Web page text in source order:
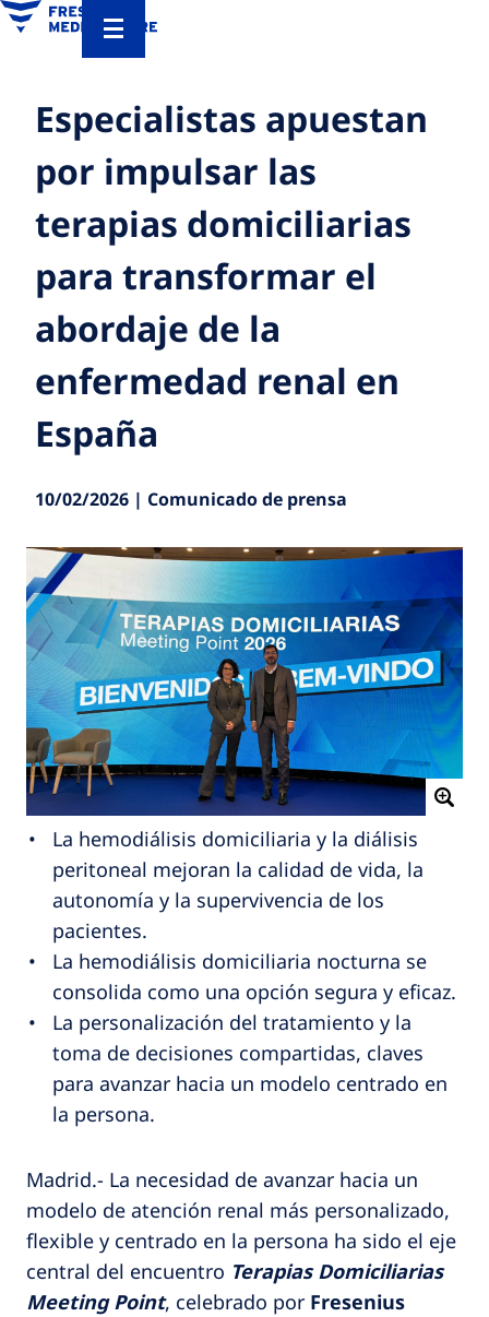
Especialistas apuestan
por impulsar las
terapias domiciliarias
para transformar el
abordaje de la
enfermedad renal en
España
10/02/2026 | Comunicado de prensa
La hemodiálisis domiciliaria y la diálisis
peritoneal mejoran la calidad de vida, la
autonomía y la supervivencia de los
pacientes.
La hemodiálisis domiciliaria nocturna se
consolida como una opción segura y eficaz.
La personalización del tratamiento y la
toma de decisiones compartidas, claves
para avanzar hacia un modelo centrado en
la persona.
Madrid.- La necesidad de avanzar hacia un
modelo de atención renal más personalizado,
flexible y centrado en la persona ha sido el eje
central del encuentro Terapias Domiciliarias
Meeting Point, celebrado por Fresenius